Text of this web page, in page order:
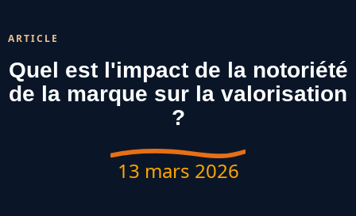
ARTICLE
Quel est l'impact de la notoriété
de la marque sur la valorisation
?
13 mars 2026